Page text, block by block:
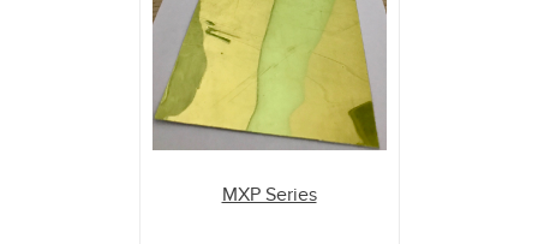
MXP Series